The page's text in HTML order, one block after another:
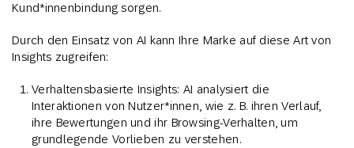
Kund*innenbindung sorgen.
Durch den Einsatz von AI kann Ihre Marke auf diese Art von
Insights zugreifen:
Verhaltensbasierte Insights: AI analysiert die
Interaktionen von Nutzer*innen, wie z. B. ihren Verlauf,
ihre Bewertungen und ihr Browsing-Verhalten, um
grundlegende Vorlieben zu verstehen.